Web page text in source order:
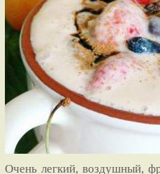
Очень легкий, воздушный,